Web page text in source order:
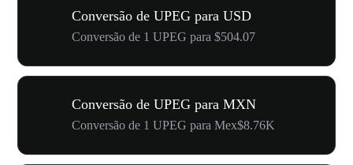
Conversão de UPEG para USD
Conversão de 1 UPEG para $504.07
Conversão de UPEG para MXN
Conversão de 1 UPEG para Mex$8.76K